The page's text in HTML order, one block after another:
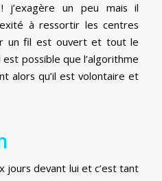
j’exagère un peu mais il
à ressortir les centres
un fil est ouvert et tout le
est possible que l’algorithme
alors qu’il est volontaire et
jours devant lui et c’est tant